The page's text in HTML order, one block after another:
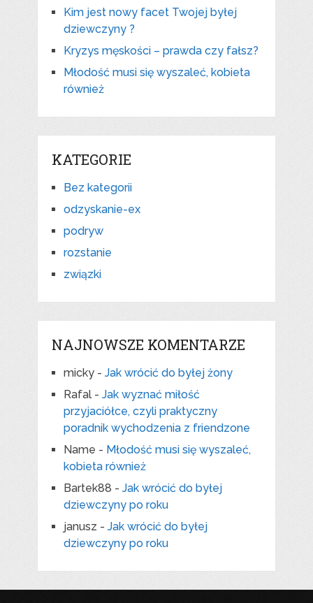
Kim jest nowy facet Twojej byłej
dziewczyny ?
Kryzys męskości – prawda czy fałsz?
Młodość musi się wyszaleć, kobieta
również
KATEGORIE
Bez kategorii
odzyskanie-ex
podryw
rozstanie
związki
NAJNOWSZE KOMENTARZE
micky- Jak wrócić do byłej żony
Rafal- Jak wyznać miłość
przyjaciółce, czyli praktyczny
poradnik wychodzenia z friendzone
Name - Młodość musi się wyszaleć,
kobieta również
Bartek88 - Jak wrócić do byłej
dziewczyny po roku
janusz - Jak wrócić do byłej
dziewczyny po roku